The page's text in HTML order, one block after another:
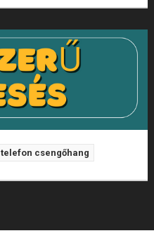
telefon csengőhang